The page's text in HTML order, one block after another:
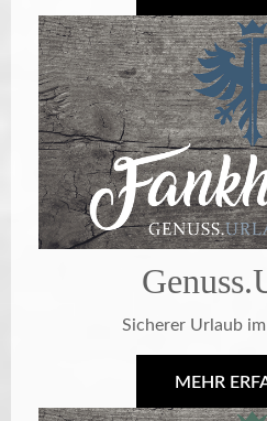
Sicherer Urlaub
MEHR